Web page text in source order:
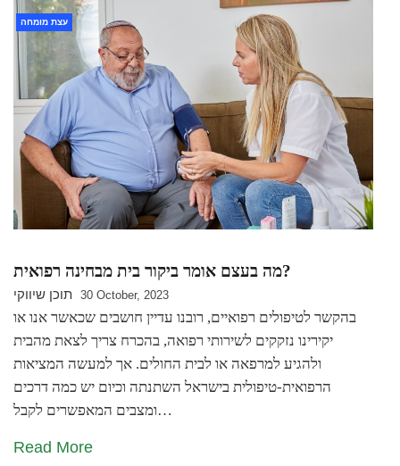
עצת מומחה
מה בעצם אומר ביקור בית מבחינה רפואית?
תוכן שיווקי 30 October, 2023
בהקשר לטיפולים רפואיים, רובנו עדיין חושבים שכאשר אנו או
יקירינו נזקקים לשירותי רפואה, בהכרח צריך לצאת מהבית
ולהגיע למרפאה או לבית החולים. אך למעשה המציאות
הרפואית-טיפולית בישראל השתנתה וכיום יש כמה דרכים
ומצבים המאפשרים לקבל…
Read More